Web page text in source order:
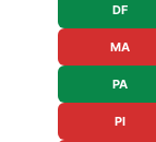
DF
MA
PA
PI